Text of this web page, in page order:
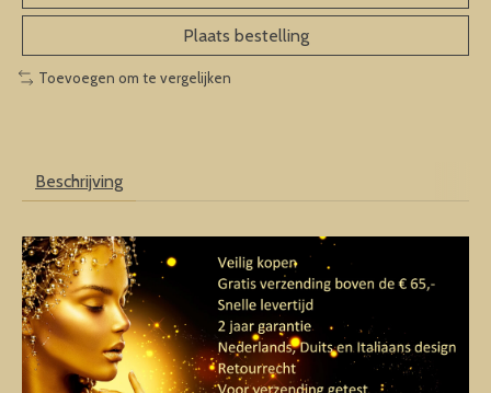
Plaats bestelling
Toevoegen om te vergelijken
Beschrijving